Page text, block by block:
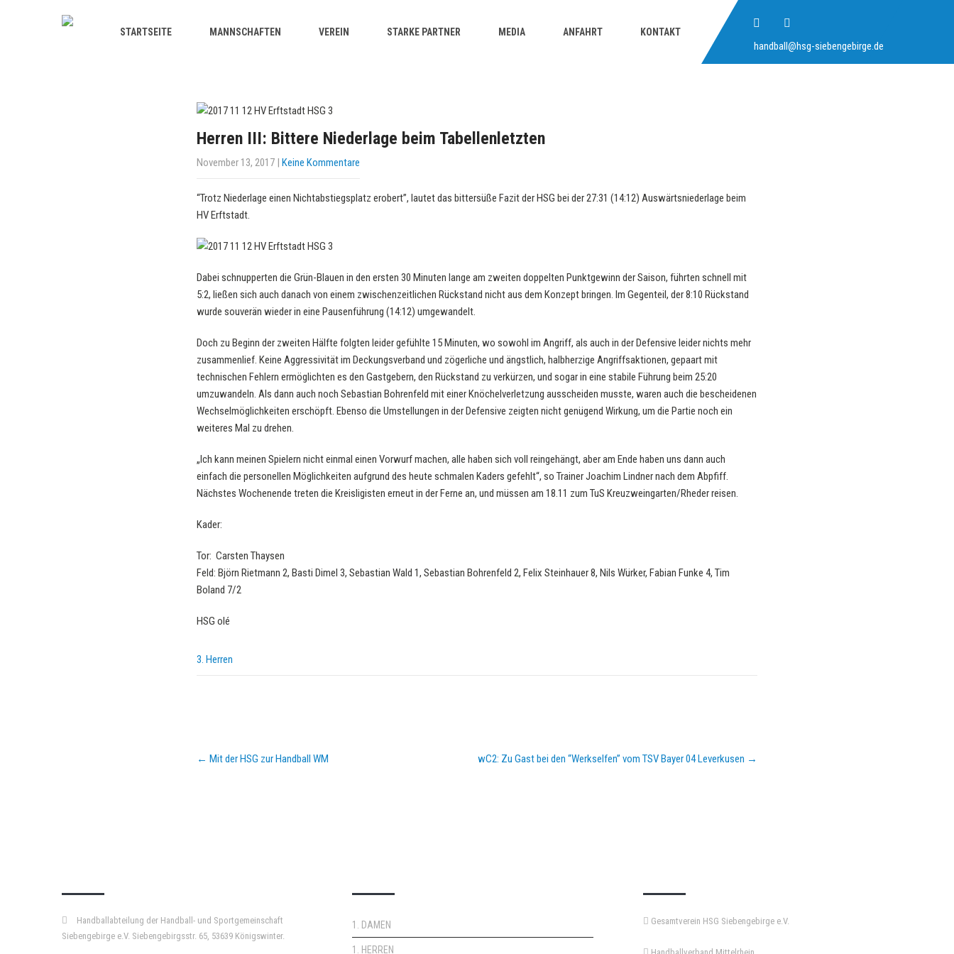
handball@hsg-siebengebirge.de
STARTSEITE MANNSCHAFTEN VEREIN STARKE PARTNER MEDIA ANFAHRT KONTAKT
Herren III: Bittere Niederlage beim Tabellenletzten
November 13, 2017 | Keine Kommentare
“Trotz Niederlage einen Nichtabstiegsplatz erobert”, lautet das bittersüße Fazit der HSG bei der 27:31 (14:12) Auswärtsniederlage beim
HV Erftstadt.
Dabei schnupperten die Grün-Blauen in den ersten 30 Minuten lange am zweiten doppelten Punktgewinn der Saison, führten schnell mit
5:2, ließen sich auch danach von einem zwischenzeitlichen Rückstand nicht aus dem Konzept bringen. Im Gegenteil, der 8:10 Rückstand
wurde souverän wieder in eine Pausenführung (14:12) umgewandelt.
Doch zu Beginn der zweiten Hälfte folgten leider gefühlte 15 Minuten, wo sowohl im Angriff, als auch in der Defensive leider nichts mehr
zusammenlief. Keine Aggressivität im Deckungsverband und zögerliche und ängstlich, halbherzige Angriffsaktionen, gepaart mit
technischen Fehlern ermöglichten es den Gastgebern, den Rückstand zu verkürzen, und sogar in eine stabile Führung beim 25:20
umzuwandeln. Als dann auch noch Sebastian Bohrenfeld mit einer Knöchelverletzung ausscheiden musste, waren auch die bescheidenen
Wechselmöglichkeiten erschöpft. Ebenso die Umstellungen in der Defensive zeigten nicht genügend Wirkung, um die Partie noch ein
weiteres Mal zu drehen.
„Ich kann meinen Spielern nicht einmal einen Vorwurf machen, alle haben sich voll reingehängt, aber am Ende haben uns dann auch
einfach die personellen Möglichkeiten aufgrund des heute schmalen Kaders gefehlt“, so Trainer Joachim Lindner nach dem Abpfiff.
Nächstes Wochenende treten die Kreisligisten erneut in der Ferne an, und müssen am 18.11 zum TuS Kreuzweingarten/Rheder reisen.
Kader:
Tor: Carsten Thaysen
Feld: Björn Rietmann 2, Basti Dimel 3, Sebastian Wald 1, Sebastian Bohrenfeld 2, Felix Steinhauer 8, Nils Würker, Fabian Funke 4, Tim
Boland 7/2
HSG olé
3. Herren
Post
navigation
← Mit der HSG zur Handball WM wC2: Zu Gast bei den “Werkselfen” vom TSV Bayer 04 Leverkusen →
Handballabteilung der Handball- und Sportgemeinschaft
Siebengebirge e.V. Siebengebirgsstr. 65, 53639 Königswinter.
1. DAMEN
1. HERREN
Gesamtverein HSG Siebengebirge e.V.